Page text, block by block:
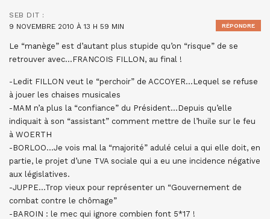
SEB DIT :
9 NOVEMBRE 2010 À 13 H 59 MIN
Le “manège” est d’autant plus stupide qu’on “risque” de se
retrouver avec…FRANCOIS FILLON, au final !
-Ledit FILLON veut le “perchoir” de ACCOYER…Lequel se refuse
à jouer les chaises musicales
-MAM n’a plus la “confiance” du Président…Depuis qu’elle
indiquait à son “assistant” comment mettre de l’huile sur le feu
à WOERTH
-BORLOO…Je vois mal la “majorité” adulé celui a qui elle doit, en
partie, le projet d’une TVA sociale qui a eu une incidence négative
aux législatives.
-JUPPE…Trop vieux pour représenter un “Gouvernement de
combat contre le chômage”
-BAROIN : le mec qui ignore combien font 5*17 !
RÉPONDRE